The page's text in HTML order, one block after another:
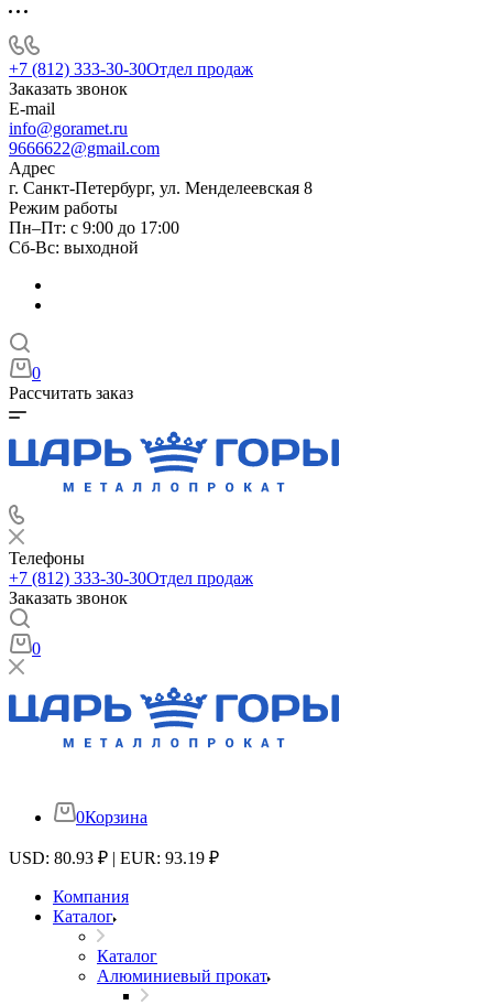
+7 (812) 333-30-30Отдел продаж
Заказать звонок
E-mail
info@goramet.ru
9666622@gmail.com
Адрес
г. Санкт-Петербург, ул. Менделеевская 8
Режим работы
Пн–Пт: с 9:00 до 17:00
Сб-Вс: выходной
0
Рассчитать заказ
Телефоны
+7 (812) 333-30-30Отдел продаж
Заказать звонок
0
0Корзина
USD: 80.93 ₽ | EUR: 93.19 ₽
Компания
Каталог
Каталог
Алюминиевый прокат